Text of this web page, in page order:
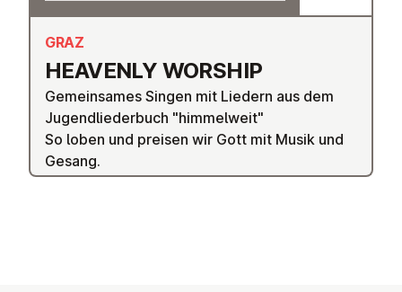
HEAVENLY WORSHIP
GRAZ
Gemeinsames Singen mit Liedern aus dem
Jugendliederbuch "himmelweit"
So loben und preisen wir Gott mit Musik und
Gesang.